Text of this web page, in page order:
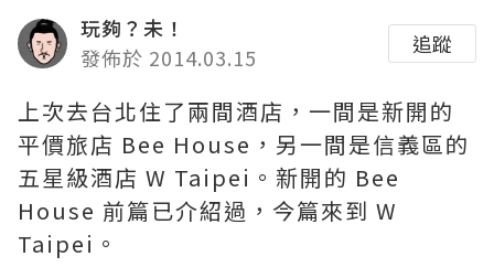
玩夠？未！
發佈於 2014.03.15
追蹤
上次去台北住了兩間酒店，一間是新開的
平價旅店 Bee House，另一間是信義區的
五星級酒店 W Taipei。新開的 Bee
House 前篇已介紹過，今篇來到 W
Taipei。